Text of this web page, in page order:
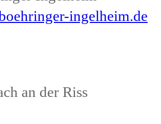
ingelheim.de
an der Riss